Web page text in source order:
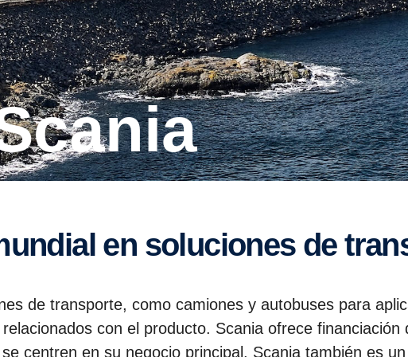
en soluciones de
de transporte, como camiones y autobuses para
con el producto. Scania ofrece
centren en su negocio principal. Scania también es